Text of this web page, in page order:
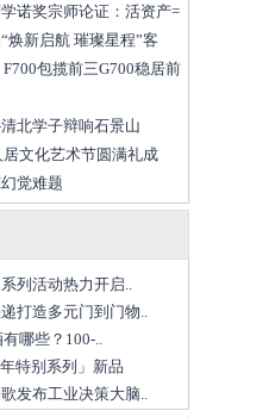
诺奖宗师论证：活资产=
焕新启航 璀璨星程”客
包揽前三G700稳居前
北学子辩响石景山
居文化艺术节圆满礼成
觉难题
列活动热力开启..
打造多元门到门物..
哪些？100-..
特别系列」新品
发布工业决策大脑..